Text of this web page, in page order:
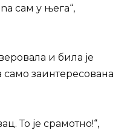
сам у њега“,
и била је
само заинтересована
То је срамотно!“,